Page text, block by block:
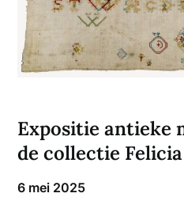
Expositie antieke
de collectie
6 mei 2025